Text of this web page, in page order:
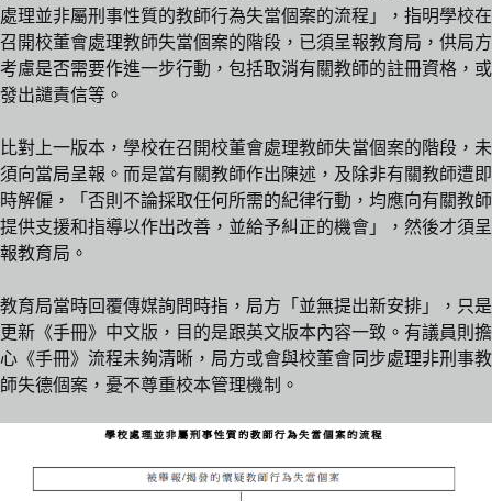
處理並非屬刑事性質的教師行為失當個案的流程」，指明學校在
召開校董會處理教師失當個案的階段，已須呈報教育局，供局方
考慮是否需要作進一步行動，包括取消有關教師的註冊資格，或
發出譴責信等。
比對上一版本，學校在召開校董會處理教師失當個案的階段，未
須向當局呈報。而是當有關教師作出陳述，及除非有關教師遭即
時解僱，「否則不論採取任何所需的紀律行動，均應向有關教師
提供支援和指導以作出改善，並給予糾正的機會」，然後才須呈
報教育局。
教育局當時回覆傳媒詢問時指，局方「並無提出新安排」，只是
更新《手冊》中文版，目的是跟英文版本內容一致。有議員則擔
心《手冊》流程未夠清晰，局方或會與校董會同步處理非刑事教
師失德個案，憂不尊重校本管理機制。